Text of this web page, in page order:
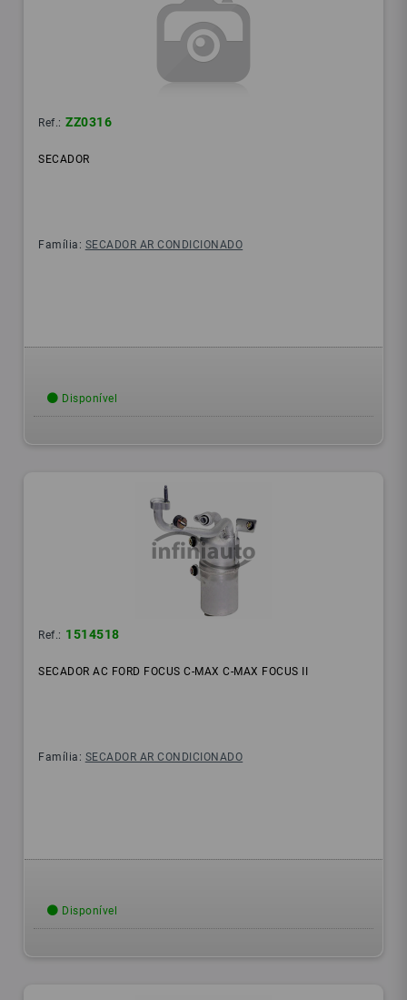
Ref.: ZZ0316
SECADOR
Família: SECADOR AR CONDICIONADO
Disponível
Ref.: 1514518
SECADOR AC FORD FOCUS C-MAX C-MAX FOCUS II
Família: SECADOR AR CONDICIONADO
Disponível